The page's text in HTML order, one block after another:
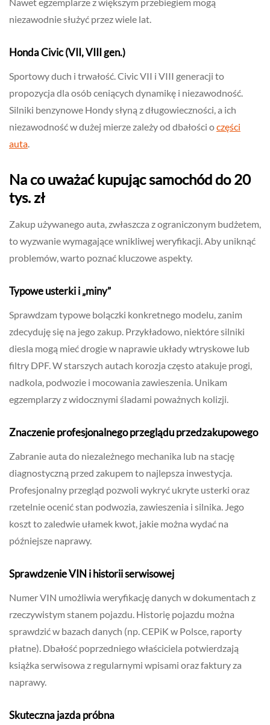
niezawodnie służyć przez wiele lat.
Honda Civic (VII, VIII gen.)
Sportowy duch i trwałość. Civic VII i VIII generacji to
propozycja dla osób ceniących dynamikę i niezawodność.
Silniki benzynowe Hondy słyną z długowieczności, a ich
niezawodność w dużej mierze zależy od dbałości oczęści
auta
Na co uważać kupując samochód do 20
tys. zł
Zakup używanego auta, zwłaszcza z ograniczonym budżetem,
to wyzwanie wymagające wnikliwej weryfikacji. Aby uniknąć
problemów, warto poznać kluczowe aspekty.
Typowe usterki i „miny”
Sprawdzam typowe bolączki konkretnego modelu, zanim
zdecyduję się na jego zakup. Przykładowo, niektóre silniki
diesla mogą mieć drogie w naprawie układy wtryskowe lub
filtry DPF. W starszych autach korozja często atakuje progi,
nadkola, podwozie i mocowania zawieszenia. Unikam
egzemplarzy z widocznymi śladami poważnych kolizji.
Znaczenie profesjonalnego przeglądu przedzakupowego
Zabranie auta do niezależnego mechanika lub na stację
diagnostyczną przed zakupem to najlepsza inwestycja.
Profesjonalny przegląd pozwoli wykryć ukryte usterki oraz
rzetelnie ocenić stan podwozia, zawieszenia i silnika. Jego
koszt to zaledwie ułamek kwot, jakie można wydać na
późniejsze naprawy.
Sprawdzenie VIN i historii serwisowej
Numer VIN umożliwia weryfikację danych w dokumentach z
rzeczywistym stanem pojazdu. Historię pojazdu można
sprawdzić w bazach danych (np. CEPiK w Polsce, raporty
płatne). Dbałość poprzedniego właściciela potwierdzają
książka serwisowa z regularnymi wpisami oraz faktury za
naprawy.
Skuteczna jazda próbna